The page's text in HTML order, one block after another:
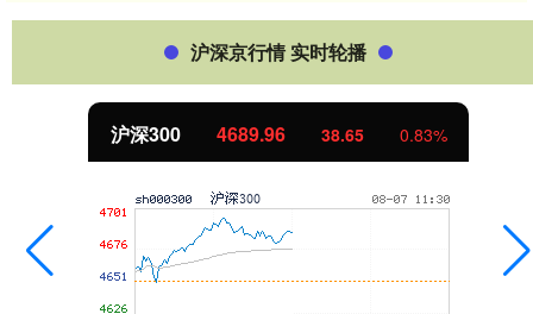
沪深京行情 实时轮播
沪深300 4689.96 38.65 0.83%